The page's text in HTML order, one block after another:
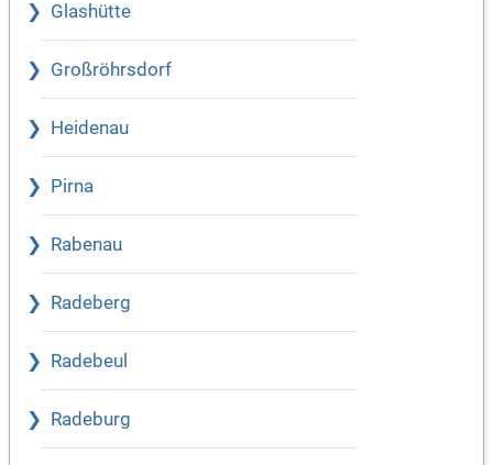
Glashütte
Großröhrsdorf
Heidenau
Pirna
Rabenau
Radeberg
Radebeul
Radeburg